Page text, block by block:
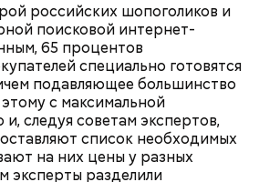
российских шопоголиков и
поисковой интернет-
65 процентов
специально готовятся
подавляющее большинство
с максимальной
следуя советам экспертов,
список необходимых
на них цены у разных
эксперты разделили
уходить более 30
семьи, подумайте, насколько
жить на оставшуюся сумму
собеседница «ВМ».